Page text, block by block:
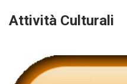
Attività Culturali